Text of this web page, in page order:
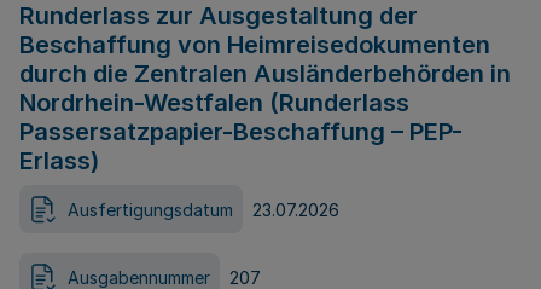
Runderlass zur Ausgestaltung der
Beschaffung von Heimreisedokumenten
durch die Zentralen Ausländerbehörden in
Nordrhein-Westfalen (Runderlass
Passersatzpapier-Beschaffung – PEP-
Erlass)
Ausfertigungsdatum 23.07.2026
Ausgabennummer 207